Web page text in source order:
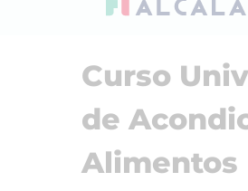
Curso
de
Alimentos